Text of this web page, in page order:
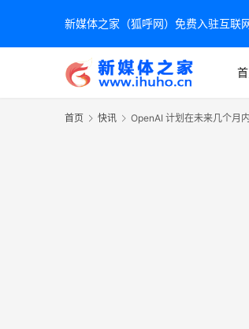
新媒体之家（狐呼网）免费入驻互联
首页 快讯 OpenAI 计划在未来几个月